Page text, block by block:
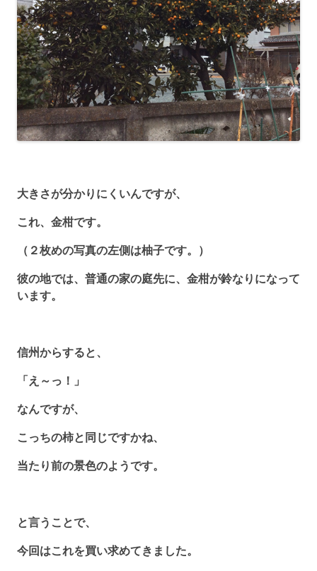
大きさが分かりにくいんですが、
これ、金柑です。
（２枚めの写真の左側は柚子です。）
彼の地では、普通の家の庭先に、金柑が鈴なりになって
います。
信州からすると、
「え～っ！」
なんですが、
こっちの柿と同じですかね、
当たり前の景色のようです。
と言うことで、
今回はこれを買い求めてきました。